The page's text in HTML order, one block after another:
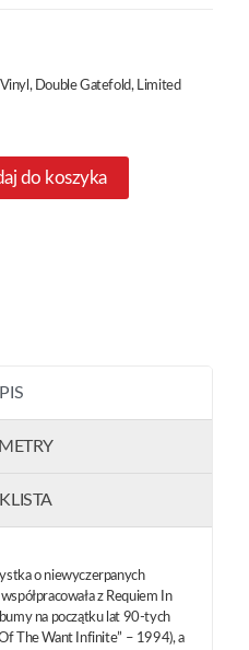
Double Gatefold, Limited
do koszyka
o niewyczerpanych
z Requiem In
na początku lat 90-tych
The Want Infinite” – 1994), a